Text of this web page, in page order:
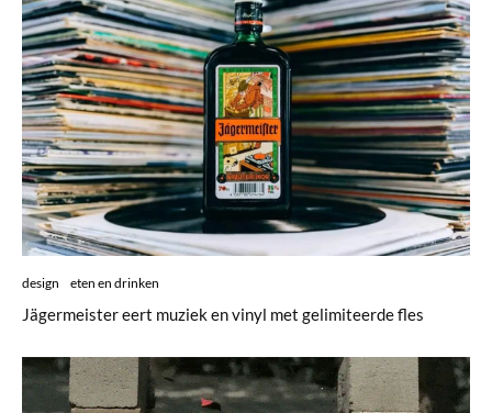
design eten en drinken
Jägermeister eert muziek en vinyl met gelimiteerde fles